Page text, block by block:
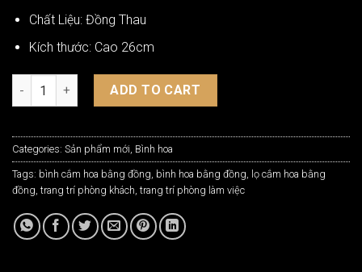
Chất Liệu: Đồng Thau
Kích thước: Cao 26cm
Bình Hoa Bằng Đồng Ấn Độ BH-C93 quantity
ADD TO CART
Categories: Sản phẩm mới Bình hoa
Tags: bình cắm hoa bằng đồng bình hoa bằng đồng
lọ cắm hoa bằng
đồng trang trí phòng khách trang trí phòng làm việc